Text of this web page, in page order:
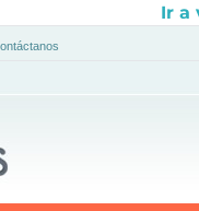
Ir a